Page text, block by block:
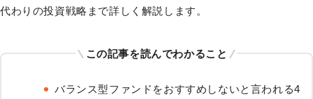
代わりの投資戦略まで詳しく解説します。
この記事を読んでわかること
バランス型ファンドをおすすめしないと言われる4